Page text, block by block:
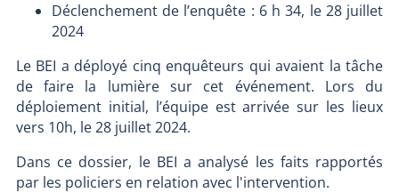
Déclenchement de l’enquête : 6 h 34, le 28 juillet
2024
Le BEI a déployé cinq enquêteurs qui avaient la tâche
de faire la lumière sur cet événement. Lors du
déploiement initial, l’équipe est arrivée sur les lieux
vers 10h, le 28 juillet 2024.
Dans ce dossier, le BEI a analysé les faits rapportés
par les policiers en relation avec l'intervention.